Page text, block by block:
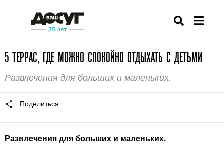
5 ТЕРРАС, ГДЕ МОЖНО СПОКОЙНО ОТДЫХАТЬ С ДЕТЬМИ
Развлечения для больших и маленьких.
Поделиться
Развлечения для больших и маленьких.